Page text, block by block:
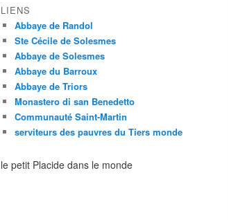
LIENS
Abbaye de Randol
Ste Cécile de Solesmes
Abbaye de Solesmes
Abbaye du Barroux
Abbaye de Triors
Monastero di san Benedetto
Communauté Saint-Martin
serviteurs des pauvres du Tiers monde
le petit Placide dans le monde